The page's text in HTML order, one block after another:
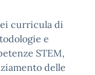
curricula di
e
STEM,
delle